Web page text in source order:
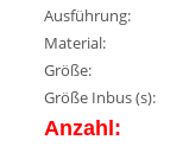
Ausführung:
Material:
Größe:
Größe Inbus (s):
Anzahl: